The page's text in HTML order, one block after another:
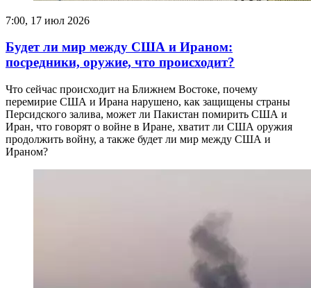
7:00, 17 июл 2026
Будет ли мир между США и Ираном:
посредники, оружие, что происходит?
Что сейчас происходит на Ближнем Востоке, почему
перемирие США и Ирана нарушено, как защищены страны
Персидского залива, может ли Пакистан помирить США и
Иран, что говорят о войне в Иране, хватит ли США оружия
продолжить войну, а также будет ли мир между США и
Ираном?